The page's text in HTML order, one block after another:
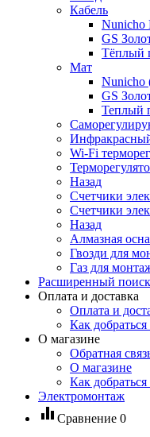
Кабель
Nunicho
GS
Тёплый
Мат
GS
Теплый
Wi-Fi
Назад
Счетчики
Счетчики
Назад
Алмазная
Гвозди для
Газ для
Расширенный поиск
Оплата и доставка
Оплата и
Как
О магазине
Обратная
О магазине
Как
Электромонтаж
equalizer Сравнение 0